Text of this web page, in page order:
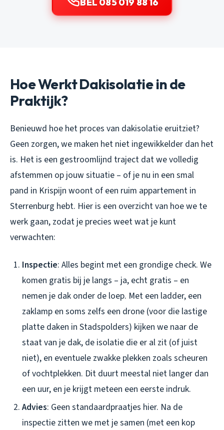
Hoe Werkt Dakisolatie in de
Praktijk?
Benieuwd hoe het proces van dakisolatie eruitziet?
Geen zorgen, we maken het niet ingewikkelder dan het
is. Het is een gestroomlijnd traject dat we volledig
afstemmen op jouw situatie – of je nu in een smal
pand in Krispijn woont of een ruim appartement in
Sterrenburg hebt. Hier is een overzicht van hoe we te
werk gaan, zodat je precies weet wat je kunt
verwachten:
Inspectie: Alles begint met een grondige check. We
komen gratis bij je langs – ja, echt gratis – en
nemen je dak onder de loep. Met een ladder, een
zaklamp en soms zelfs een drone (voor die lastige
platte daken in Stadspolders) kijken we naar de
staat van je dak, de isolatie die er al zit (of juist
niet), en eventuele zwakke plekken zoals scheuren
of vochtplekken. Dit duurt meestal niet langer dan
een uur, en je krijgt meteen een eerste indruk.
Advies: Geen standaardpraatjes hier. Na de
inspectie zitten we met je samen (met een kop